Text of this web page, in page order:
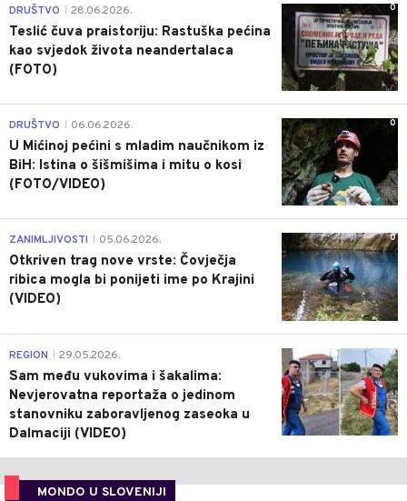
0
DRUŠTVO 28.06.2026.
Teslić čuva praistoriju: Rastuška pećina
kao svjedok života neandertalaca
(FOTO)
0
DRUŠTVO 06.06.2026.
U Mićinoj pećini s mladim naučnikom iz
BiH: Istina o šišmišima i mitu o kosi
(FOTO/VIDEO)
0
ZANIMLJIVOSTI 05.06.2026.
Otkriven trag nove vrste: Čovječja
ribica mogla bi ponijeti ime po Krajini
(VIDEO)
0
REGION 29.05.2026.
Sam među vukovima i šakalima:
Nevjerovatna reportaža o jedinom
stanovniku zaboravljenog zaseoka u
Dalmaciji (VIDEO)
MONDO U SLOVENIJI